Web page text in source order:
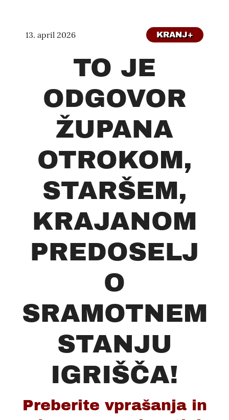
13. april 2026 KRANJ+
TO JE
ODGOVOR
ŽUPANA
OTROKOM,
STARŠEM,
KRAJANOM
PREDOSELJ
O
SRAMOTNEM
STANJU
IGRIŠČA!
Preberite vprašanja in